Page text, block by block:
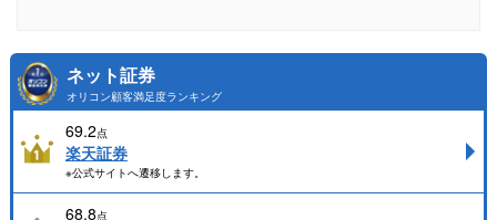
ネット証券
オリコン顧客満足度ランキング
69.2点
楽天証券
※公式サイトへ遷移します。
68.8点